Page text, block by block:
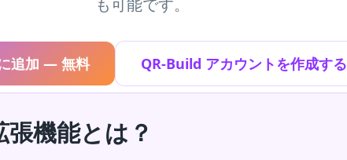
も可能です。
追加 — 無料 QR-Build アカウントを作成する
機能とは？